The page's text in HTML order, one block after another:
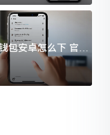
包安卓怎么下 官方
道避坑指南